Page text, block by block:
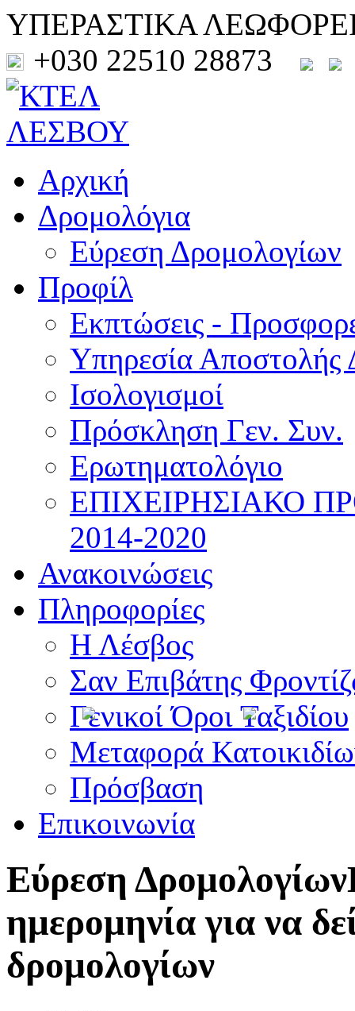
ΥΠΕΡΑΣΤΙΚΑ
+030 22510 28873
Αρχική
Δρομολόγια
Εύρεση Δρομολογίων
Προφίλ
Εκπτώσεις -
Υπηρεσία Αποστολής
Ισολογισμοί
Πρόσκληση Γεν. Συν.
Ερωτηματολόγιο
ΕΠΙΧΕΙΡΗΣΙΑΚΟ
2014-2020
Ανακοινώσεις
Πληροφορίες
Η Λέσβος
Σαν Επιβάτης
Γενικοί Όροι Ταξιδίου
Μεταφορά
Πρόσβαση
Επικοινωνία
Εύρεση Δρομολογίων
ημερομηνία για να
δρομολογίων